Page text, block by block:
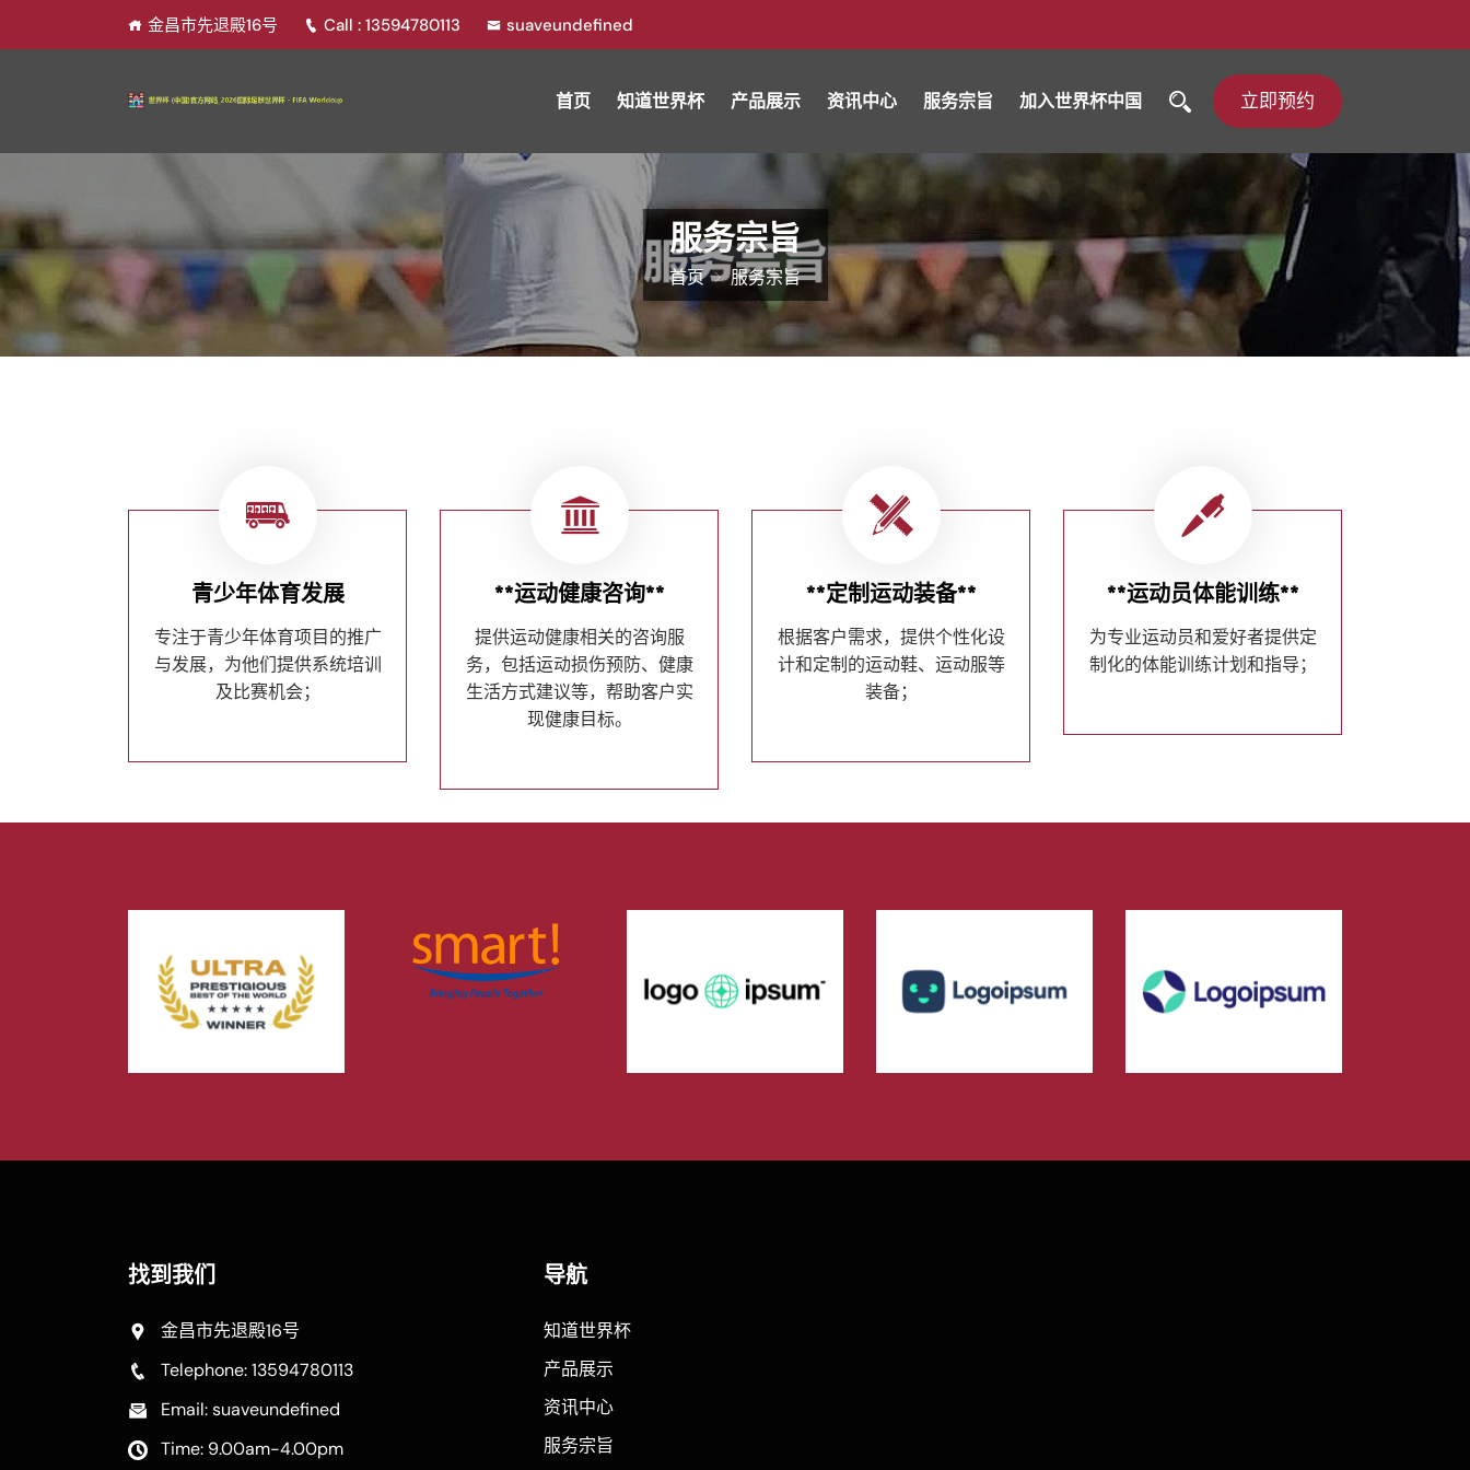
金昌市先退殿16号 Call : 13594780113 suaveundefined
首页 知道世界杯 产品展示 资讯中心 服务宗旨 加入世界杯中国 立即预约
服务宗旨
首页 服务宗旨
青少年体育发展
专注于青少年体育项目的推广
与发展，为他们提供系统培训
及比赛机会；
**运动健康咨询**
提供运动健康相关的咨询服
务，包括运动损伤预防、健康
生活方式建议等，帮助客户实
现健康目标。
**定制运动装备**
根据客户需求，提供个性化设
计和定制的运动鞋、运动服等
装备；
**运动员体能训练**
为专业运动员和爱好者提供定
制化的体能训练计划和指导；
找到我们
金昌市先退殿16号
Telephone: 13594780113
Email: suaveundefined
Time: 9.00am-4.00pm
导航
知道世界杯
产品展示
资讯中心
服务宗旨